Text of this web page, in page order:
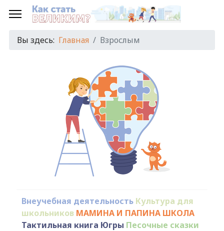
Вы здесь: Главная Взрослым
Внеучебная деятельность Культура для
школьников МАМИНА И ПАПИНА ШКОЛА
Тактильная книга Югры Песочные сказки